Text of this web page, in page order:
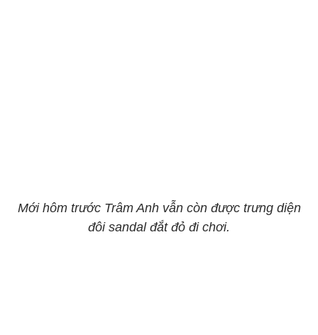
Mới hôm trước Trâm Anh vẫn còn được trưng diện
đôi sandal đắt đỏ đi chơi.